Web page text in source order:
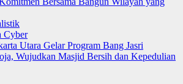
Cyber
Utara Gelar Program Bang Jasri
Wujudkan Masjid Bersih dan Kepedulian